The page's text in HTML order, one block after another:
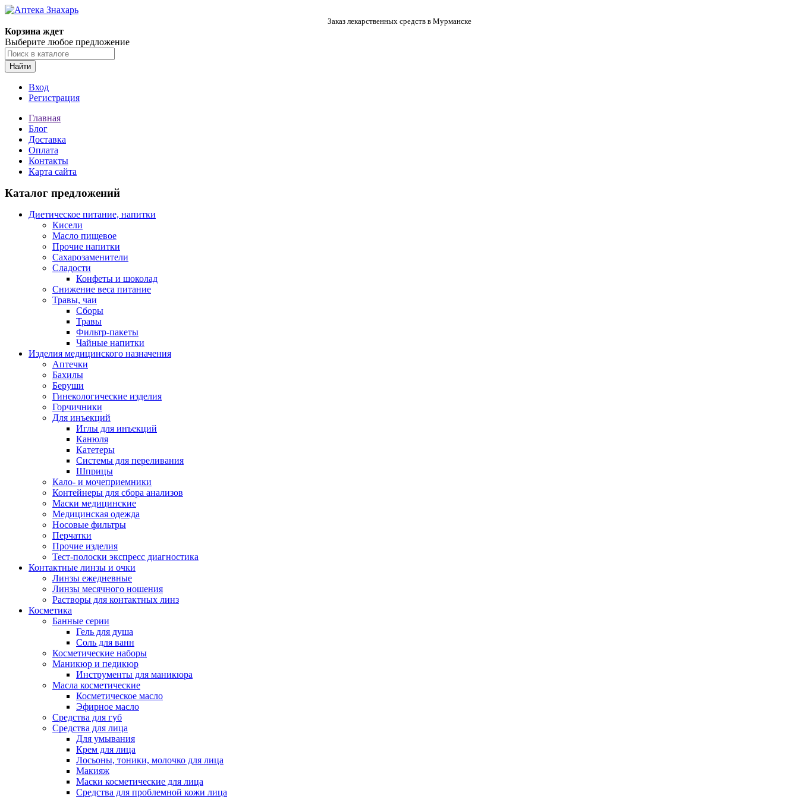
Заказ лекарственных средств в Мурманске
Корзина ждет
Выберите любое предложение
Найти
Вход
Регистрация
Главная
Блог
Доставка
Оплата
Контакты
Карта сайта
Каталог предложений
Диетическое питание, напитки
Кисели
Масло пищевое
Прочие напитки
Сахарозаменители
Сладости
Конфеты и шоколад
Снижение веса питание
Травы, чаи
Сборы
Травы
Фильтр-пакеты
Чайные напитки
Изделия медицинского назначения
Аптечки
Бахилы
Беруши
Гинекологические изделия
Горчичники
Для инъекций
Иглы для инъекций
Канюля
Катетеры
Системы для переливания
Шприцы
Кало- и мочеприемники
Контейнеры для сбора анализов
Маски медицинские
Медицинская одежда
Носовые фильтры
Перчатки
Прочие изделия
Тест-полоски экспресс диагностика
Контактные линзы и очки
Линзы ежедневные
Линзы месячного ношения
Растворы для контактных линз
Косметика
Банные серии
Гель для душа
Соль для ванн
Косметические наборы
Маникюр и педикюр
Инструменты для маникюра
Масла косметические
Косметическое масло
Эфирное масло
Средства для губ
Средства для лица
Для умывания
Крем для лица
Лосьоны, тоники, молочко для лица
Макияж
Маски косметические для лица
Средства для проблемной кожи лица